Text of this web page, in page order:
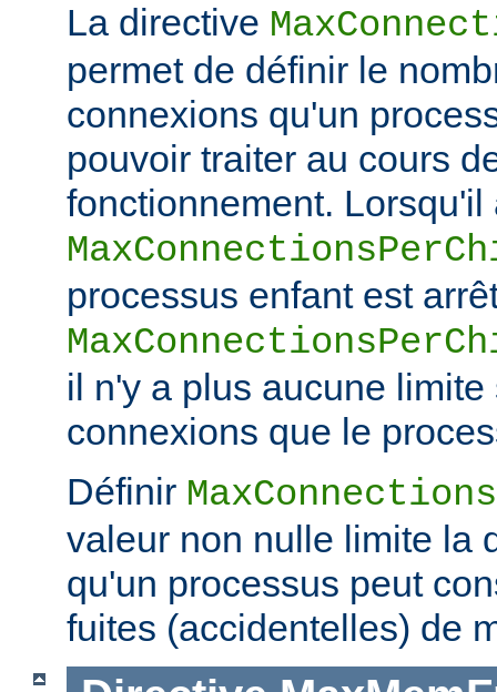
La directive
permet de définir le
connexions qu'un
pouvoir traiter au cours
fonctionnement. Lorsqu'il
processus enfant est
il n'y a plus aucune
connexions que le
Définir
valeur non nulle limite la
qu'un processus peut
fuites (accidentelles) de